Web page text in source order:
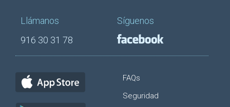
Llámanos
916 30 31 78
Síguenos
FAQs
Seguridad